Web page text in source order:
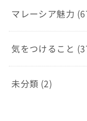
マレーシア魅力
気をつけること
未分類 (2)